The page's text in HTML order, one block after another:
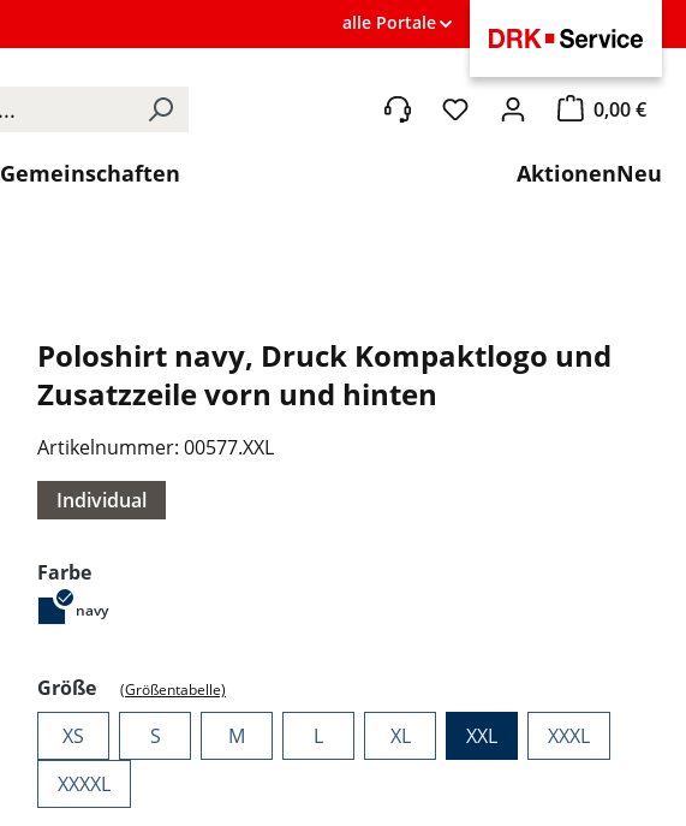
alle Portale
Du hast 0 Produkte auf
0,00 €
Warenkorb
Gemeinschaften AktionenNeu
Poloshirt navy, Druck Kompaktlogo und
Zusatzzeile vorn und hinten
Artikelnummer: 00577.XXL
Individual
Farbeauswählen
navy
Größeauswählen
(Größentabelle)
XS S M L XL XXL
XXXL
XXXXL